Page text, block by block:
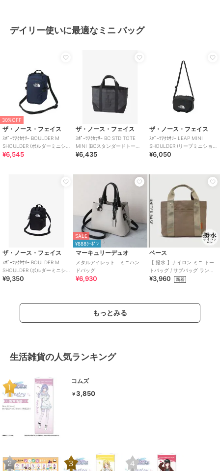
デイリー使いに最適なミニ バッグ
30%OFF
ザ・ノース・フェイス
ｽﾎﾟｰﾂｱｸｾｻﾘｰ BOULDER M
SHOULDER (ボルダーミニショ
ルダー)
¥6,545
ザ・ノース・フェイス
ｽﾎﾟｰﾂｱｸｾｻﾘｰ BC STD TOTE
MINI (BCスタンダードトート
ミニ)
¥6,435
ザ・ノース・フェイス
ｽﾎﾟｰﾂｱｸｾｻﾘｰ LEAP MINI
SHOULDER (リープミニショル
ダー)
¥6,050
ザ・ノース・フェイス
ｽﾎﾟｰﾂｱｸｾｻﾘｰ BOULDER M
SHOULDER (ボルダーミニショ
ルダー)
¥9,350
SALE
¥888ｸｰﾎﾟﾝ
マーキュリーデュオ
メタルアイレット ミニハン
ドバッグ
¥6,930
ベース
【 撥水 】ナイロン ミニ トー
トバッグ / サブバッグ ランチ
バッグ 仕切り付き
¥3,960 新着
もっとみる
生活雑貨の人気ランキング
コムズ
￥3,850